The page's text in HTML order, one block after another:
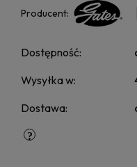
Producent:
Dostępność:
Wysyłka w:
Dostawa: